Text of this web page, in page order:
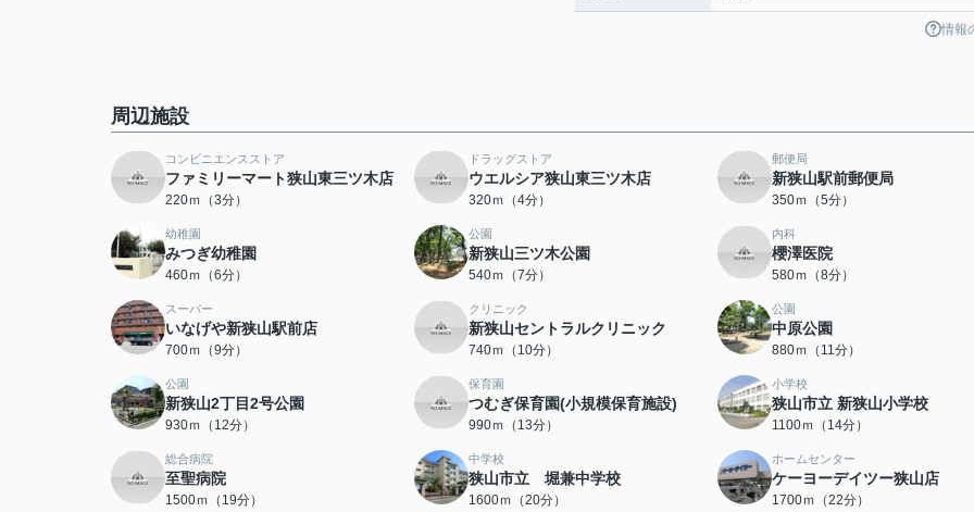
情報
周辺施設
コンビニエンスストア
ファミリーマート狭山東三ツ木店
220ｍ（3分）
ドラッグストア
ウエルシア狭山東三ツ木店
320ｍ（4分）
郵便局
新狭山駅前郵便局
350ｍ（5分）
幼稚園
みつぎ幼稚園
460ｍ（6分）
公園
新狭山三ツ木公園
540ｍ（7分）
内科
櫻澤医院
580ｍ（8分）
スーパー
いなげや新狭山駅前店
700ｍ（9分）
クリニック
新狭山セントラルクリニック
740ｍ（10分）
公園
中原公園
880ｍ（11分）
公園
新狭山2丁目2号公園
930ｍ（12分）
保育園
つむぎ保育園(小規模保育施設)
990ｍ（13分）
小学校
狭山市立 新狭山小学校
1100ｍ（14分）
総合病院
至聖病院
1500ｍ（19分）
中学校
狭山市立 堀兼中学校
1600ｍ（20分）
ホームセンター
ケーヨーデイツー狭山店
1700ｍ（22分）